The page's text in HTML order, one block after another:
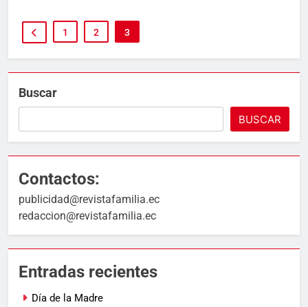
1 2 3
Buscar
BUSCAR
Contactos:
publicidad@revistafamilia.ec
redaccion@revistafamilia.ec
Entradas recientes
Día de la Madre